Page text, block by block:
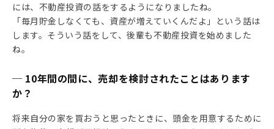
には、不動産投資の話をするようになりましたね。
「毎月貯金しなくても、資産が増えていくんだよ」という話は
します。そういう話をして、後輩も不動産投資を始めました
ね。
─ 10年間の間に、売却を検討されたことはあります
か？
将来自分の家を買おうと思ったときに、頭金を用意するために